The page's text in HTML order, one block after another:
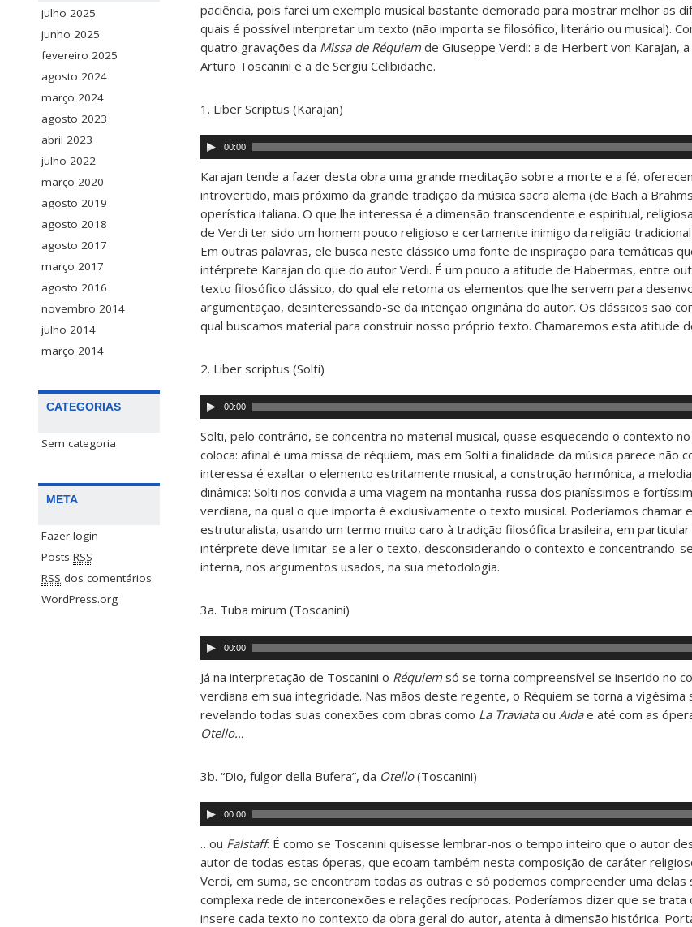
julho 2025
junho 2025
fevereiro 2025
agosto 2024
março 2024
agosto 2023
abril 2023
julho 2022
março 2020
agosto 2019
agosto 2018
agosto 2017
março 2017
agosto 2016
novembro 2014
julho 2014
março 2014
CATEGORIAS
Sem categoria
META
Fazer login
Posts RSS
RSS dos comentários
WordPress.org
paciência, pois farei um exemplo musical bastante demorado para mostrar melhor as
quais é possível interpretar um texto (não importa se filosófico, literário ou musical).
quatro gravações da Missa de Réquiem de Giuseppe Verdi: a de Herbert von Karajan,
Arturo Toscanini e a de Sergiu Celibidache.
1. Liber Scriptus (Karajan)
Tocador
de
áudio
00:00
Karajan tende a fazer desta obra uma grande meditação sobre a morte e a fé,
introvertido, mais próximo da grande tradição da música sacra alemã (de Bach a
operística italiana. O que lhe interessa é a dimensão transcendente e espiritual,
de Verdi ter sido um homem pouco religioso e certamente inimigo da religião
Em outras palavras, ele busca neste clássico uma fonte de inspiração para temáticas
intérprete Karajan do que do autor Verdi. É um pouco a atitude de Habermas, entre
texto filosófico clássico, do qual ele retoma os elementos que lhe servem para
argumentação, desinteressando-se da intenção originária do autor. Os clássicos são
qual buscamos material para construir nosso próprio texto. Chamaremos esta atitude
2. Liber scriptus (Solti)
Tocador
de
áudio
00:00
Solti, pelo contrário, se concentra no material musical, quase esquecendo o contexto
coloca: afinal é uma missa de réquiem, mas em Solti a finalidade da música parece não
interessa é exaltar o elemento estritamente musical, a construção harmônica, a
dinâmica: Solti nos convida a uma viagem na montanha-russa dos pianíssimos e
verdiana, na qual o que importa é exclusivamente o texto musical. Poderíamos chamar
estruturalista, usando um termo muito caro à tradição filosófica brasileira, em particular
intérprete deve limitar-se a ler o texto, desconsiderando o contexto e concentrando-
interna, nos argumentos usados, na sua metodologia.
3a. Tuba mirum (Toscanini)
Tocador
de
áudio
00:00
Já na interpretação de Toscanini o Réquiem só se torna compreensível se inserido no
verdiana em sua integridade. Nas mãos deste regente, o Réquiem se torna a vigésima
revelando todas suas conexões com obras como La Traviataou Aidae até com as
Otello…
3b. “Dio, fulgor della Bufera”, da Otello(Toscanini)
Tocador
de
áudio
00:00
…ou Falstaff. É como se Toscanini quisesse lembrar-nos o tempo inteiro que o autor
autor de todas estas óperas, que ecoam também nesta composição de caráter
Verdi, em suma, se encontram todas as outras e só podemos compreender uma
complexa rede de interconexões e relações recíprocas. Poderíamos dizer que se trata
insere cada texto no contexto da obra geral do autor, atenta à dimensão histórica.